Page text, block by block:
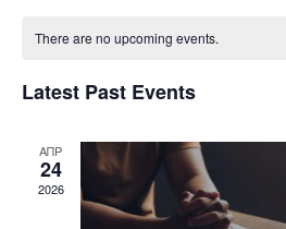
of
Events
There are no upcoming events.
Latest Past Events
ΑΠΡ
24
2026